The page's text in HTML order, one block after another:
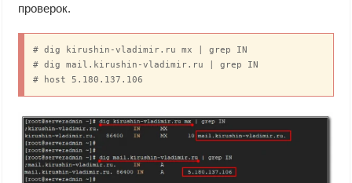
проверок.
# dig kirushin-vladimir.ru mx | grep IN
# dig mail.kirushin-vladimir.ru | grep IN
# host 5.180.137.106